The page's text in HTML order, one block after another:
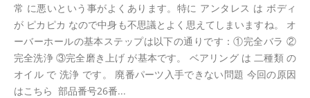
常 に悪いという事がよくあります。特に アンタレス は ボディ
が ピカピカ なので中身も不思議とよく思えてしまいますね。 オ
ーバーホールの基本ステップは以下の通りです：①完全バラ ②
完全洗浄 ③完全磨き上げ が基本です。 ベアリング は 二種類 の
オイル で 洗浄 です。 廃番パーツ入手できない問題 今回の原因
はこちら 部品番号26番...